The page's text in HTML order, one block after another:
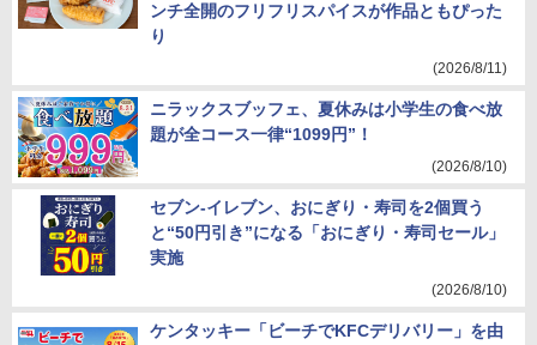
ンチ全開のフリフリスパイスが作品ともぴった
り
(2026/8/11)
ニラックスブッフェ、夏休みは小学生の食べ放
題が全コース一律“1099円”！
(2026/8/10)
セブン-イレブン、おにぎり・寿司を2個買う
と“50円引き”になる「おにぎり・寿司セール」
実施
(2026/8/10)
ケンタッキー「ビーチでKFCデリバリー」を由